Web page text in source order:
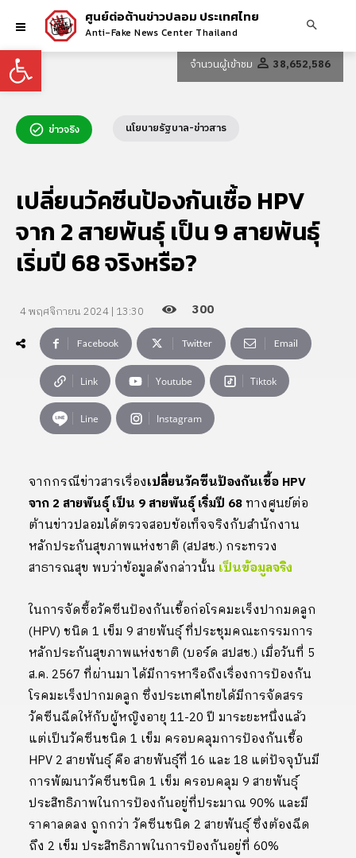
Open toolbar
ศูนย์ต่อต้านข่าวปลอม ประเทศไทย
Anti-Fake News Center Thailand
จำนวนผู้เข้าชม 38,652,586
ข่าวจริง นโยบายรัฐบาล-ข่าวสาร
เปลี่ยนวัคซีนป้องกันเชื้อ HPV
จาก 2 สายพันธุ์ เป็น 9 สายพันธุ์
เริ่มปี 68 จริงหรือ?
4 พฤศจิกายน 2024 | 13:30 300
Facebook Twitter Email
Link Youtube Tiktok
Line Instagram
จากกรณีข่าวสารเรื่องเปลี่ยนวัคซีนป้องกันเชื้อ HPV
จาก 2 สายพันธุ์ เป็น 9 สายพันธุ์ เริ่มปี 68ทางศูนย์ต่อ
ต้านข่าวปลอมได้ตรวจสอบข้อเท็จจริงกับสำนักงาน
หลักประกันสุขภาพแห่งชาติ (สปสช.) กระทรวง
สาธารณสุข พบว่าข้อมูลดังกล่าวนั้น เป็นข้อมูลจริง
ในการจัดซื้อวัคซีนป้องกันเชื้อก่อโรคมะเร็งปากมดลูก
(HPV) ชนิด 1 เข็ม 9 สายพันธุ์ ที่ประชุมคณะกรรมการ
หลักประกันสุขภาพแห่งชาติ (บอร์ด สปสช.) เมื่อวันที่ 5
ส.ค. 2567 ที่ผ่านมา ได้มีการหารือถึงเรื่องการป้องกัน
โรคมะเร็งปากมดลูก ซึ่งประเทศไทยได้มีการจัดสรร
วัคซีนฉีดให้กับผู้หญิงอายุ 11-20 ปี มาระยะหนึ่งแล้ว
แต่เป็นวัคซีนชนิด 1 เข็ม ครอบคลุมการป้องกันเชื้อ
HPV 2 สายพันธุ์ คือ สายพันธุ์ที่ 16 และ 18 แต่ปัจจุบันมี
การพัฒนาวัคซีนชนิด 1 เข็ม ครอบคลุม 9 สายพันธุ์
ประสิทธิภาพในการป้องกันอยู่ที่ประมาณ 90% และมี
ราคาลดลง ถูกกว่า วัคซีนชนิด 2 สายพันธุ์ ซึ่งต้องฉีด
ถึง 2 เข็ม ประสิทธิภาพในการป้องกันอยู่ที่ 60%